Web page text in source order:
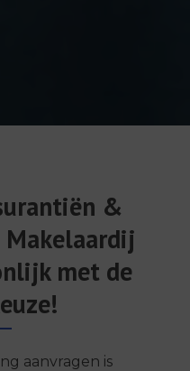
&
met de
aanvragen is